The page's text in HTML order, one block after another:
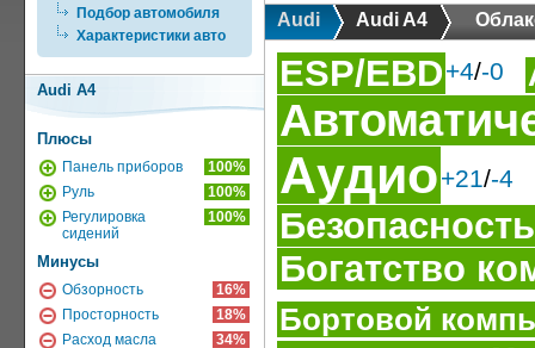
Подбор автомобиля
Характеристики авто
Audi A4
Плюсы
Панель приборов
100%
Руль
100%
Регулировка
сидений
100%
Минусы
Обзорность
16%
Просторность
18%
Расход масла
34%
Audi Audi A4
ESP/EBD+4/-0
Аудио+21/-4
Безопасность
Богатство
Бортовой